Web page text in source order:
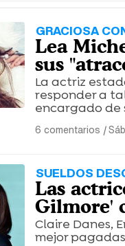
GRACIOSA
Lea
sus
La actriz
responder a
encargado de
6 comentarios |
SUELDOS
Las
Gilmore'
Claire Danes,
mejor